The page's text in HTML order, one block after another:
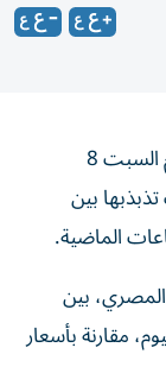
بين
الماضية.
بين
صباح اليوم، مقارنة بأسعار